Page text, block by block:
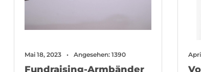
Mai 18, 2023 Angesehen: 1390
Fundraising-Armbänder